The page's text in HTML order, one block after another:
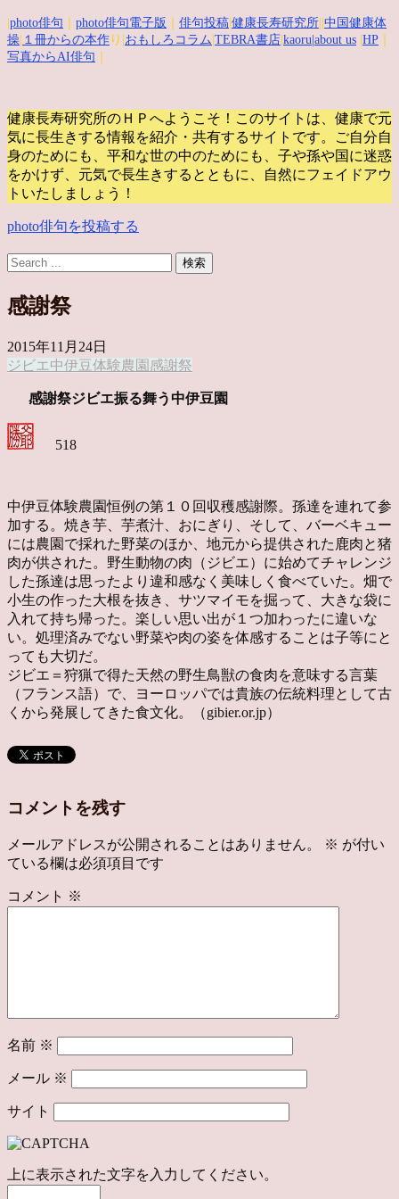
photo俳句 photo俳句電子版 俳句投稿 健康長寿研究所 中国健康体
操 １冊からの本作 り| おもしろコラム TEBRA書店 kaoru |about us HP
写真からAI俳句
健康長寿研究所のＨＰへようこそ！このサイトは、健康で元
気に長生きする情報を紹介・共有するサイトです。
ご自分自
身のためにも、平和な世の中のためにも、子や孫や国に迷惑
をかけず、元気で長生きするとともに、自然にフェイドアウ
トいたしましょう！
photo俳句を投稿する
感謝祭
2015年11月24日
ジビエ中伊豆体験農園 感謝祭
感謝祭ジビエ振る舞う中伊豆園
518
中伊豆体験農園恒例の第１０回収穫感謝際。孫達を連れて参
加する。焼き芋、芋煮汁、おにぎり、そして、バーベキュー
には農園で採れた野菜のほか、地元から提供された鹿肉と猪
肉が供された。野生動物の肉（ジビエ）に始めてチャレンジ
した孫達は思ったより違和感なく美味しく食べていた。畑で
小生の作った大根を抜き、サツマイモを掘って、大きな袋に
入れて持ち帰った。楽しい思い出が１つ加わったに違いな
い。処理済みでない野菜や肉の姿を体感することは子等にと
っても大切だ。
ジビエ＝狩猟で得た天然の野生鳥獣の食肉を意味する言葉
（フランス語）で、ヨーロッパでは貴族の伝統料理として古
くから発展してきた食文化。（gibier.or.jp）
コメントを残す
メールアドレスが公開されることはありません。 ※ が付い
ている欄は必須項目です
コメント ※
名前 ※
メール ※
サイト
上に表示された文字を入力してください。